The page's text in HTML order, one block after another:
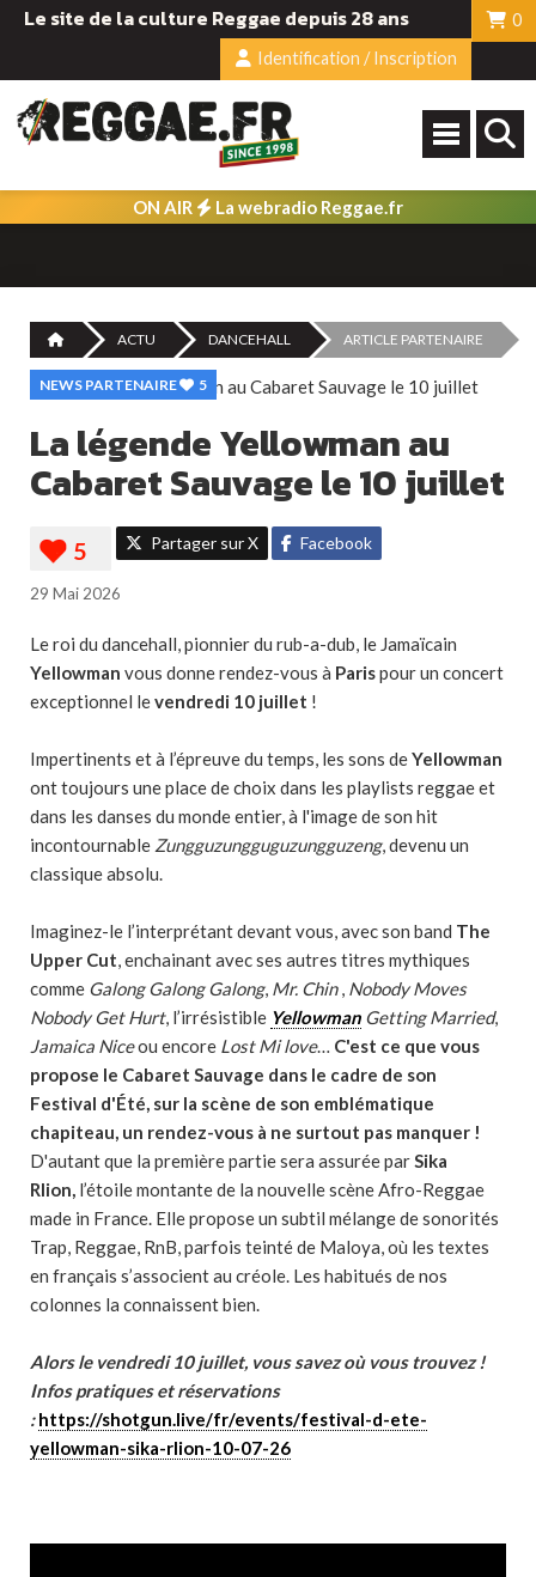
Le site de la culture Reggae depuis 28 ans
0
Identification / Inscription
ON AIR La webradio Reggae.fr
ACTU DANCEHALL ARTICLE PARTENAIRE
NEWS PARTENAIRE 5
La légende Yellowman au
Cabaret Sauvage le 10 juillet
Partager sur X Facebook
29 Mai 2026
Le roi du dancehall, pionnier du rub-a-dub, le Jamaïcain
Yellowman vous donne rendez-vous à Parispour un concert
exceptionnel levendredi 10 juillet !
Impertinents et à l’épreuve du temps, les sons deYellowman
ont toujours une place de choix dans les playlists reggae et
dans les danses du monde entier, à l'image de son hit
incontournable Zungguzungguguzungguzeng, devenu un
classique absolu.
Imaginez-le l’interprétant devant vous, avec son band The
Upper Cut, enchainant avec ses autres titres mythiques
comme Galong Galong Galong, Mr. Chin, Nobody Moves
Nobody Get Hurt, l’irrésistible Yellowman Getting Married,
Jamaica Niceou encore Lost Mi love… C'est ce que vous
propose le Cabaret Sauvage dans le cadre de son
Festival d'Été, sur la scène de son emblématique
chapiteau, un rendez-vous à ne surtout pas manquer !
D'autant que la première partie sera assurée parSika
Rlion, l’étoile montante de la nouvelle scène Afro-Reggae
made in France. Elle propose un subtil mélange de sonorités
Trap, Reggae, RnB, parfois teinté de Maloya, où les textes
en français s’associent au créole. Les habitués de nos
colonnes la connaissent bien.
Alors le vendredi 10 juillet, vous savez où vous trouvez !
Infos pratiques et réservations
: https://shotgun.live/fr/events/festival-d-ete-
yellowman-sika-rlion-10-07-26